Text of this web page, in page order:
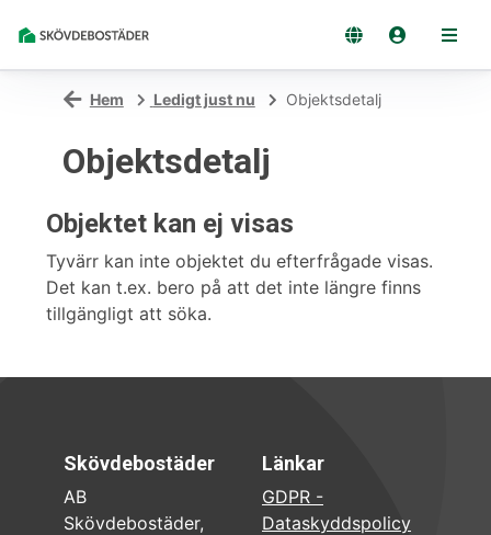
Hem Ledigt just nu Objektsdetalj
Objektsdetalj
Objektet kan ej visas
Tyvärr kan inte objektet du efterfrågade visas.
Det kan t.ex. bero på att det inte längre finns
tillgängligt att söka.
Skövdebostäder
AB
Skövdebostäder,
Länkar
GDPR -
Dataskyddspolicy